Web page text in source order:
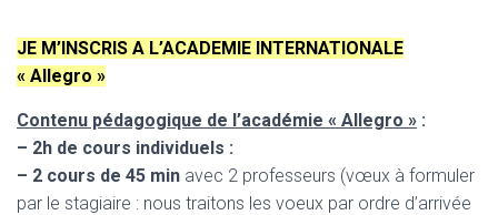
JE M’INSCRIS A L’ACADEMIE INTERNATIONALE
« Allegro »
Contenu pédagogique de l’académie « Allegro » :
– 2h de cours individuels :
– 2 cours de 45 min avec 2 professeurs (vœux à formuler
par le stagiaire : nous traitons les voeux par ordre d’arrivée